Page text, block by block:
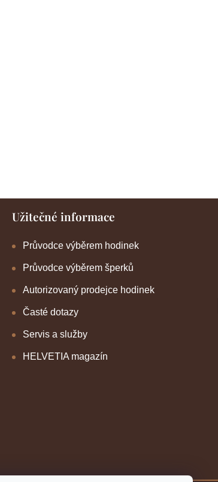
Užitečné informace
Průvodce výběrem hodinek
Průvodce výběrem šperků
Autorizovaný prodejce hodinek
Časté dotazy
Servis a služby
HELVETIA magazín